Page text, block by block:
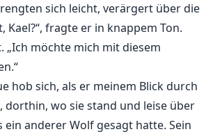
sich leicht, verärgert über die
Kael?“, fragte er in knappem Ton.
„Ich möchte mich mit diesem
hob sich, als er meinem Blick durch
dorthin, wo sie stand und leise über
ein anderer Wolf gesagt hatte. Sein